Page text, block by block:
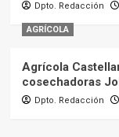
Dpto. Redacción
AGRÍCOLA
Agrícola
cosechadoras
Dpto. Redacción